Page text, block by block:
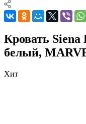
Кровать
белый,
Хит